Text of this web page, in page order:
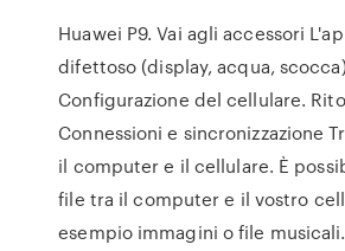
Huawei P9. Vai agli accessori
difettoso (display, acqua,
Configurazione del cellulare.
Connessioni e sincronizzazione
il computer e il cellulare. È
file tra il computer e il vostro
esempio immagini o file